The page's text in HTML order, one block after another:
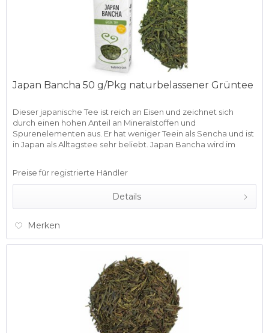
Japan Bancha 50 g/Pkg naturbelassener Grüntee
Dieser japanische Tee ist reich an Eisen und zeichnet sich
durch einen hohen Anteil an Mineralstoffen und
Spurenelementen aus. Er hat weniger Teein als Sencha und ist
in Japan als Alltagstee sehr beliebt. Japan Bancha wird im
Preise für registrierte Händler
Details
Merken